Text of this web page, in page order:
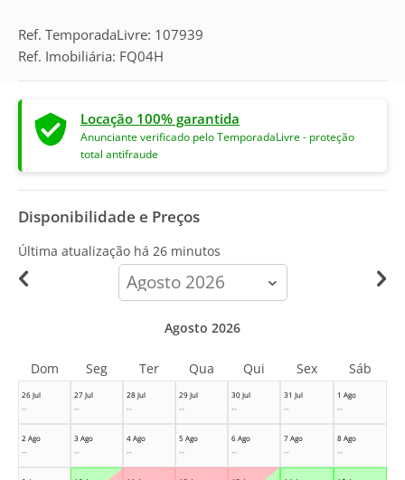
Ref. TemporadaLivre: 107939
Ref. Imobiliária: FQ04H
Locação 100% garantida
Anunciante verificado pelo TemporadaLivre - proteção
total antifraude
Disponibilidade e Preços
Última atualização há 26 minutos
calendar-
month
26 Jul
--
27 Jul
--
28 Jul
--
29 Jul
--
30 Jul
--
31 Jul
--
1 Ago
--
2 Ago
--
3 Ago
--
4 Ago
--
5 Ago
--
6 Ago
--
7 Ago
--
8 Ago
--
Agosto 2026
Dom Seg Ter Qua Qui Sex Sáb